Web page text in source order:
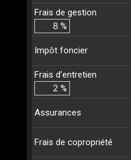
Frais de gestion
%
Impôt foncier
Frais d’entretien
%
Assurances
Frais de copropriété